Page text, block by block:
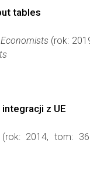
tables
(rok:
z UE
(rok: 2014, tom: